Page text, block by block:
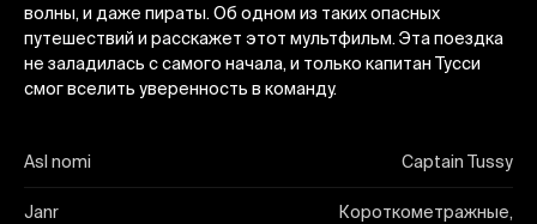
волны, и даже пираты. Об одном из таких опасных
путешествий и расскажет этот мультфильм. Эта поездка
не заладилась с самого начала, и только капитан Тусси
смог вселить уверенность в команду.
Asl nomi Captain Tussy
Janr
Короткометражные,